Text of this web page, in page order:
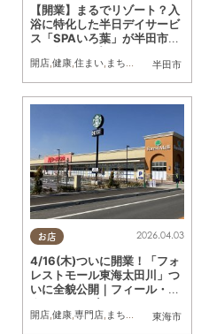
半田市
【開業】まるでリゾート？入
浴に特化した半日デイサービ
ス「SPAいろ葉」が半田市に
5/1(金)オープン
開店,健康,住まい, まちネタ 夫婦,家族
お店
東海市
2026.04.03
4/16(木)ついに開業！「フォ
レストモール東海太田川」つ
いに全貌公開｜フィール・ス
タバ・ケーズデンキほか／ち
たまる広告
開店 健康 専門店 まちネタ ちたまる広告